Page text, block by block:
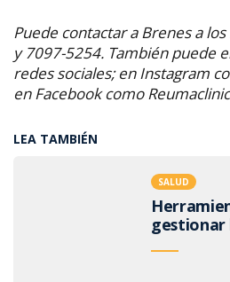
Puede contactar a Brenes a
y 7097-5254. También puede
redes sociales; en Instagram
en Facebook como
LEA TAMBIÉN
SALUD
gestionar